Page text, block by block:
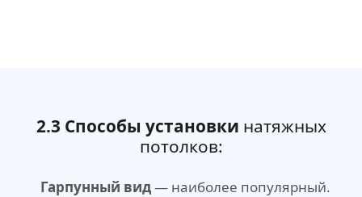
2.3 Способы установки натяжных
потолков:
Гарпунный вид— наиболее популярный.